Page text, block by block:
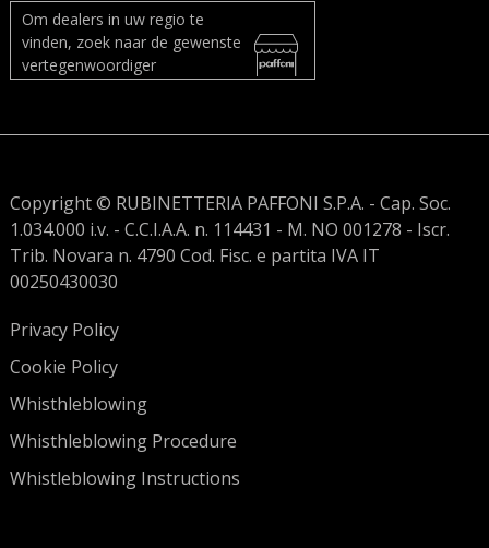
Om dealers in uw regio te
vinden, zoek naar de gewenste
vertegenwoordiger
Copyright © RUBINETTERIA PAFFONI S.P.A. - Cap. Soc.
1.034.000 i.v. - C.C.I.A.A. n. 114431 - M. NO 001278 - Iscr.
Trib. Novara n. 4790 Cod. Fisc. e partita IVA IT
00250430030
Privacy Policy
Cookie Policy
Whisthleblowing
Whisthleblowing Procedure
Whistleblowing Instructions